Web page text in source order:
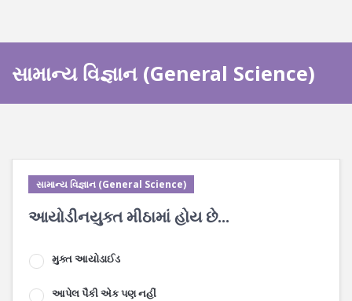
સામાન્ય વિજ્ઞાન (General Science)
સામાન્ય વિજ્ઞાન (General Science)
આયોડીનયુક્ત મીઠામાં હોય છે...
મુક્ત આયોડાઈડ
આપેલ પૈકી એક પણ નહીં